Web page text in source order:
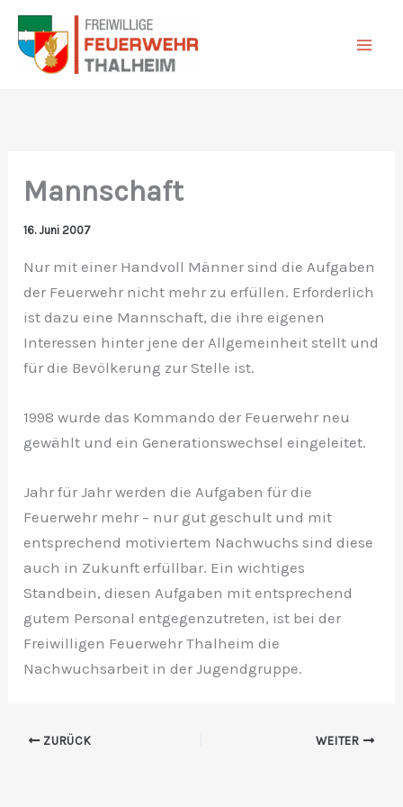
Zum
Inhalt
springen
Mannschaft
16. Juni 2007
Nur mit einer Handvoll Männer sind die Aufgaben
der Feuerwehr nicht mehr zu erfüllen. Erforderlich
ist dazu eine Mannschaft, die ihre eigenen
Interessen hinter jene der Allgemeinheit stellt und
für die Bevölkerung zur Stelle ist.
1998 wurde das Kommando der Feuerwehr neu
gewählt und ein Generationswechsel eingeleitet.
Jahr für Jahr werden die Aufgaben für die
Feuerwehr mehr – nur gut geschult und mit
entsprechend motiviertem Nachwuchs sind diese
auch in Zukunft erfüllbar. Ein wichtiges
Standbein, diesen Aufgaben mit entsprechend
gutem Personal entgegenzutreten, ist bei der
Freiwilligen Feuerwehr Thalheim die
Nachwuchsarbeit in der Jugendgruppe.
ZURÜCK WEITER